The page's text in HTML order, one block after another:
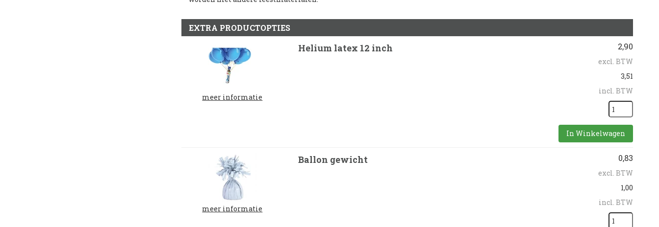
EXTRA PRODUCTOPTIES
meer informatie
2,90
excl. BTW
3,51
incl. BTW
In Winkelwagen
Helium latex 12 inch
meer informatie
0,83
excl. BTW
1,00
incl. BTW
Ballon gewicht